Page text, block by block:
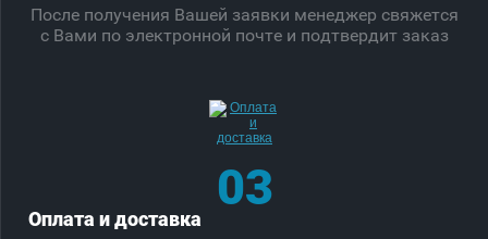
После получения Вашей заявки менеджер свяжется
с Вами по электронной почте и подтвердит заказ
03
Оплата и доставка